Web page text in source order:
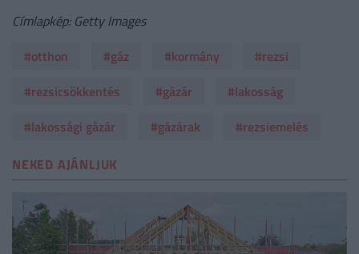
Címlapkép: Getty Images
#otthon
#gáz #kormány
#rezsi
#rezsicsökkentés
#gázár
#lakosság
#lakossági gázár
#gázárak
#rezsiemelés
NEKED AJÁNLJUK